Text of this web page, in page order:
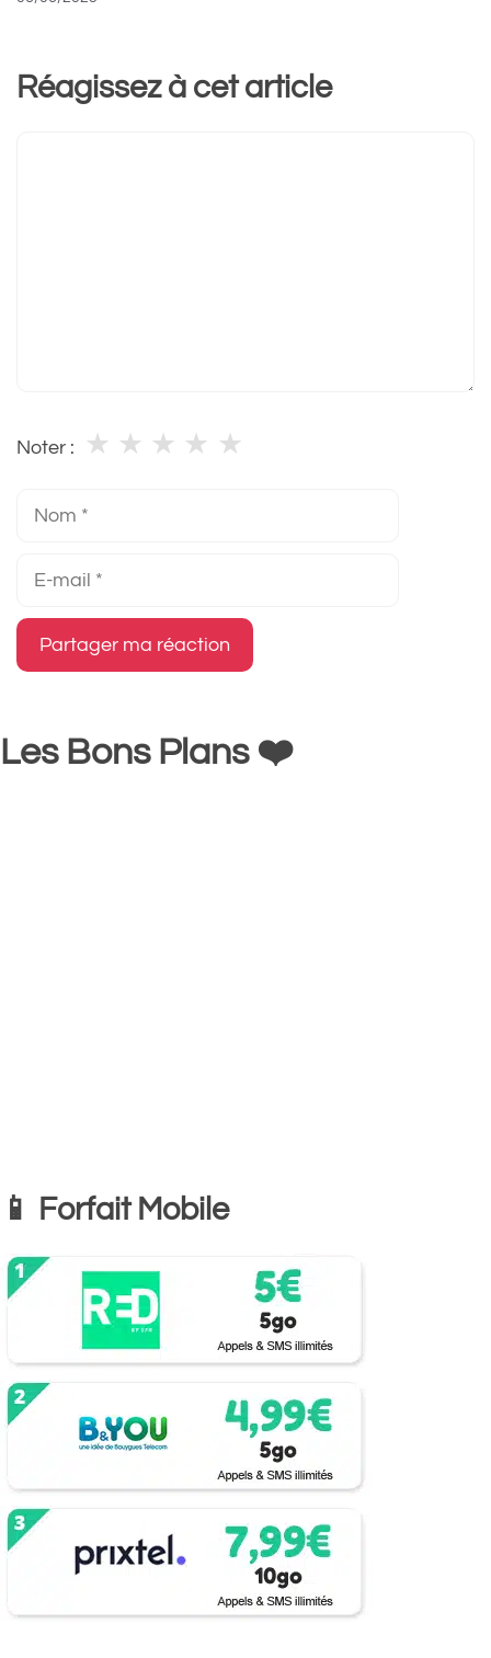
Réagissez à cet article
Noter : ★
★
★
★
★
Les Bons Plans ❤️
📱 Forfait Mobile